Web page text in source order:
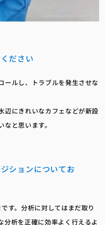
ださい
ールし、トラブルを発生させな
辺にきれいなカフェなどが新設
と思います。
ションについてお
す。分析に対してはまだ取り
分析を正確に効率よく行えるよ